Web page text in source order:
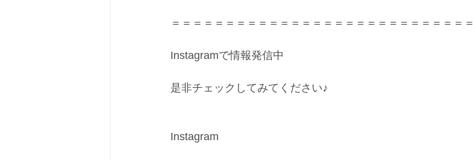
＝＝＝＝＝＝＝＝＝＝＝＝＝＝＝＝＝＝＝＝＝＝＝＝＝＝＝＝
Instagramで情報発信中
是非チェックしてみてください♪
Instagram